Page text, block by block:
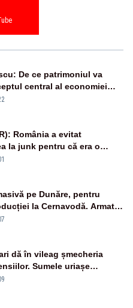
De ce patrimoniul va
central al economiei
România a evitat
la junk pentru că era o
bănci și fondurile de
pe Dunăre, pentru
la Cernavodă. Armata
și va devia apa
dă în vileag șmecheria
Sumele uriașe
român